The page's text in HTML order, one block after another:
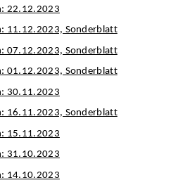
22.12.2023
11.12.2023, Sonderblatt
07.12.2023, Sonderblatt
01.12.2023, Sonderblatt
30.11.2023
16.11.2023, Sonderblatt
15.11.2023
31.10.2023
14.10.2023